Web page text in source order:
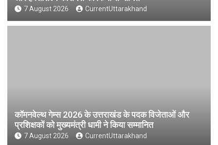
7 August 2026 CurrentUttarakhand
कॉमनवेल्थ गेम्स 2026 के उत्तराखंड के पदक विजेताओं और
प्रशिक्षकों को मुख्यमंत्री धामी ने किया सम्मानित
7 August 2026 CurrentUttarakhand